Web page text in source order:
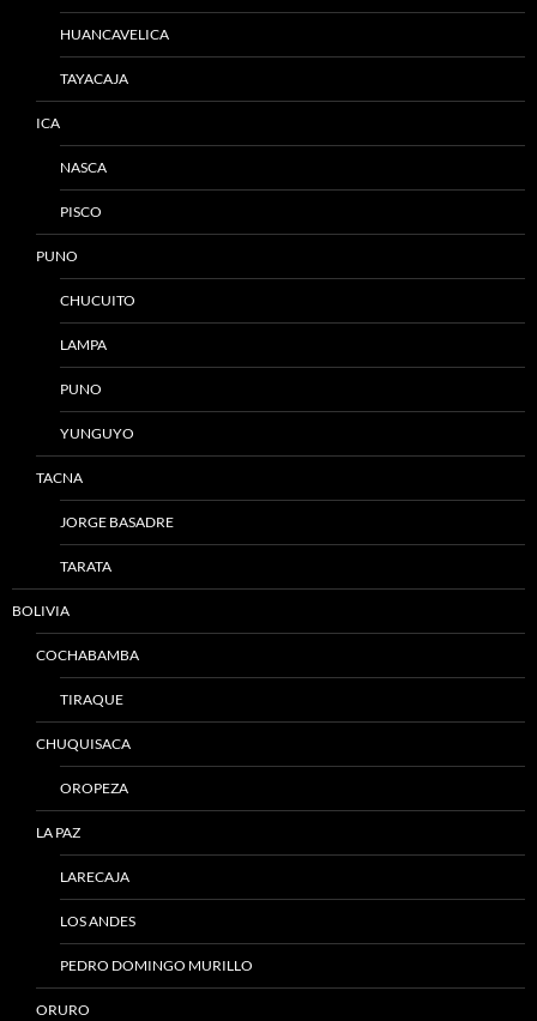
HUANCAVELICA
TAYACAJA
ICA
NASCA
PISCO
PUNO
CHUCUITO
LAMPA
PUNO
YUNGUYO
TACNA
JORGE BASADRE
TARATA
BOLIVIA
COCHABAMBA
TIRAQUE
CHUQUISACA
OROPEZA
LA PAZ
LARECAJA
LOS ANDES
PEDRO DOMINGO MURILLO
ORURO